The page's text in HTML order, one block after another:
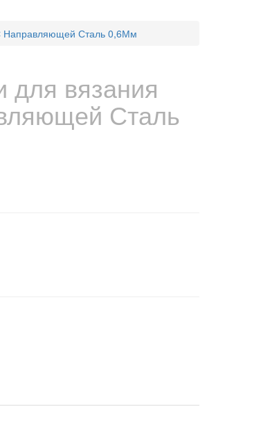
Направляющей Сталь 0,6Мм
для вязания
Сталь